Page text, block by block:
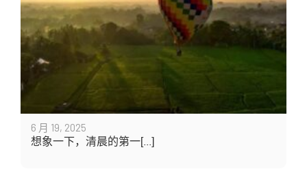
6 月 19, 2025
想象一下，清晨的第一[...]